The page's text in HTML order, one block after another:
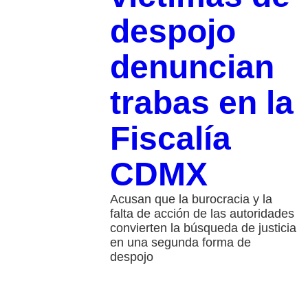
despojo
denuncian
trabas en la
Fiscalía
CDMX
Acusan que la burocracia y la
falta de acción de las autoridades
convierten la búsqueda de justicia
en una segunda forma de
despojo